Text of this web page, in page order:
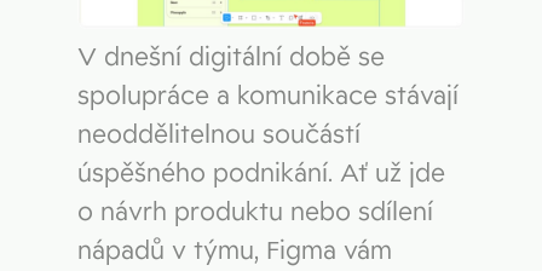
V dnešní digitální době se
spolupráce a komunikace stávají
neoddělitelnou součástí
úspěšného podnikání. Ať už jde
o návrh produktu nebo sdílení
nápadů v týmu, Figma vám